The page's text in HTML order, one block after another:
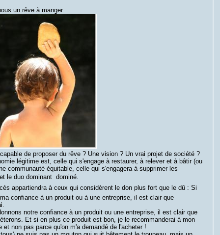
un rêve à manger.
de proposer du rêve ? Une vision ? Un vrai projet de société ?
légitime est, celle qui s'engage à restaurer, à relever et à bâtir (ou
communauté équitable, celle qui s'engagera à supprimer les
le duo dominant  dominé.
appartiendra à ceux qui considèrent le don plus fort que le dû : Si
confiance à un produit ou à une entreprise, il est clair que
notre confiance à un produit ou une entreprise, il est clair que
Et si en plus ce produit est bon, je le recommanderai à mon
et non pas parce qu'on m'a demandé de l'acheter !